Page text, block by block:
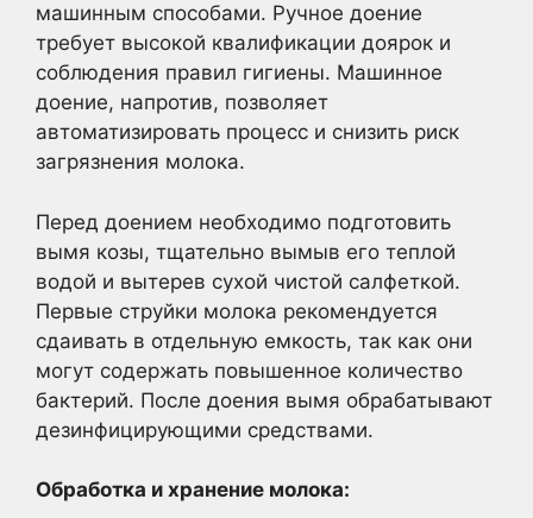
машинным способами. Ручное доение
требует высокой квалификации доярок и
соблюдения правил гигиены. Машинное
доение, напротив, позволяет
автоматизировать процесс и снизить риск
загрязнения молока.
Перед доением необходимо подготовить
вымя козы, тщательно вымыв его теплой
водой и вытерев сухой чистой салфеткой.
Первые струйки молока рекомендуется
сдаивать в отдельную емкость, так как они
могут содержать повышенное количество
бактерий. После доения вымя обрабатывают
дезинфицирующими средствами.
Обработка и хранение молока: